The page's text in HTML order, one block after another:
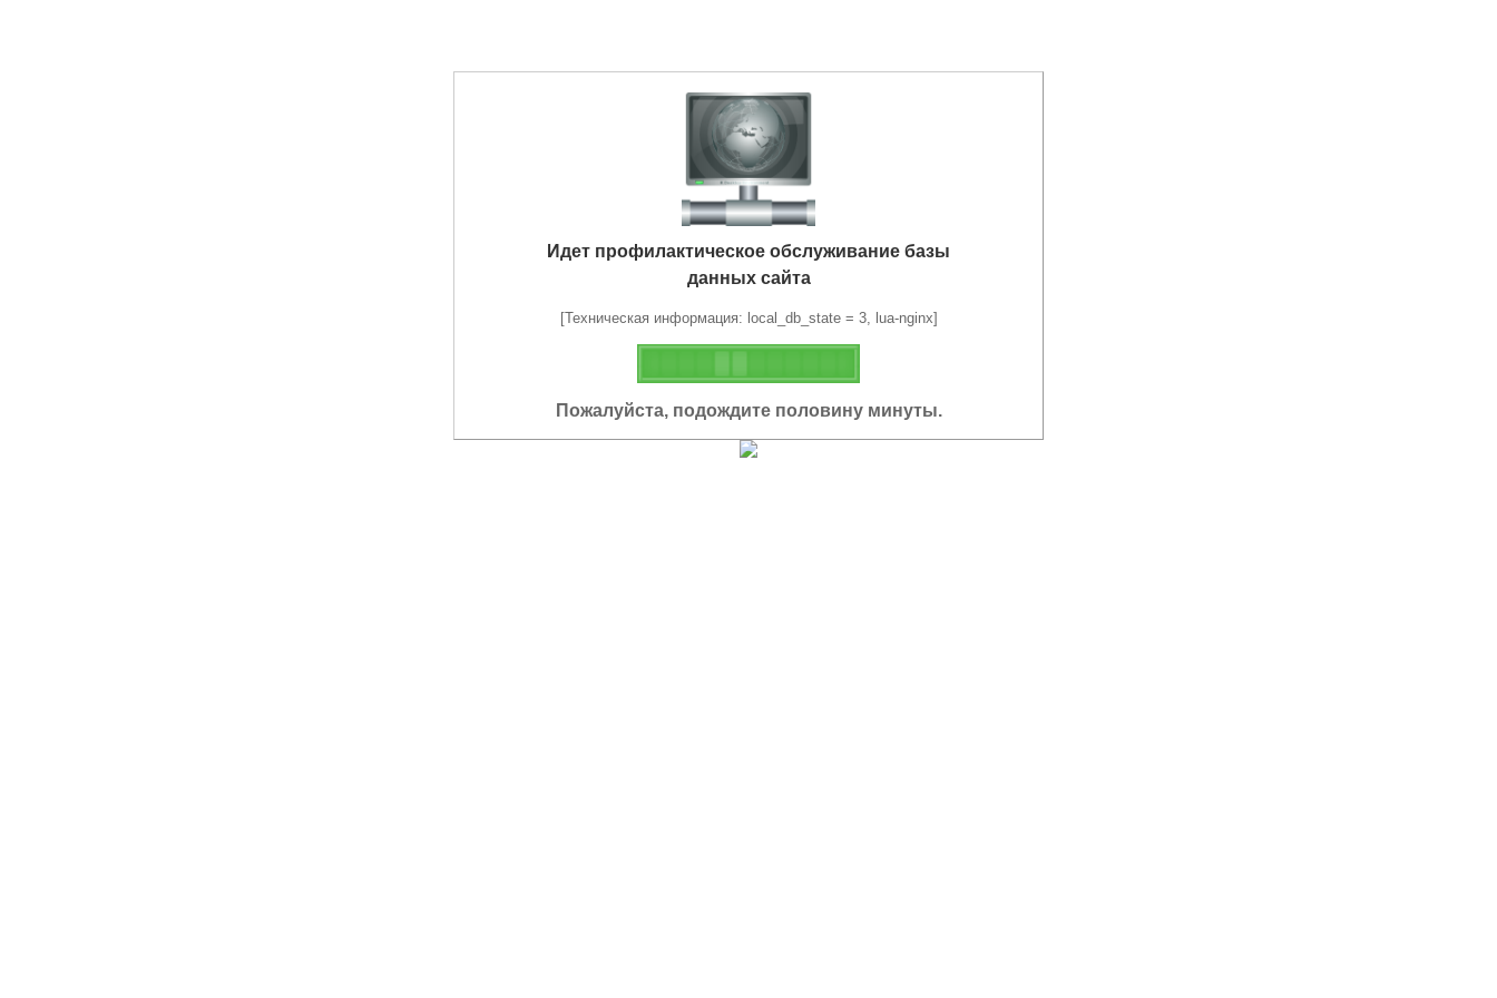
Идет профилактическое обслуживание базы
данных сайта
[Техническая информация: local_db_state = 3, lua-nginx]
Пожалуйста, подождите половину минуты.